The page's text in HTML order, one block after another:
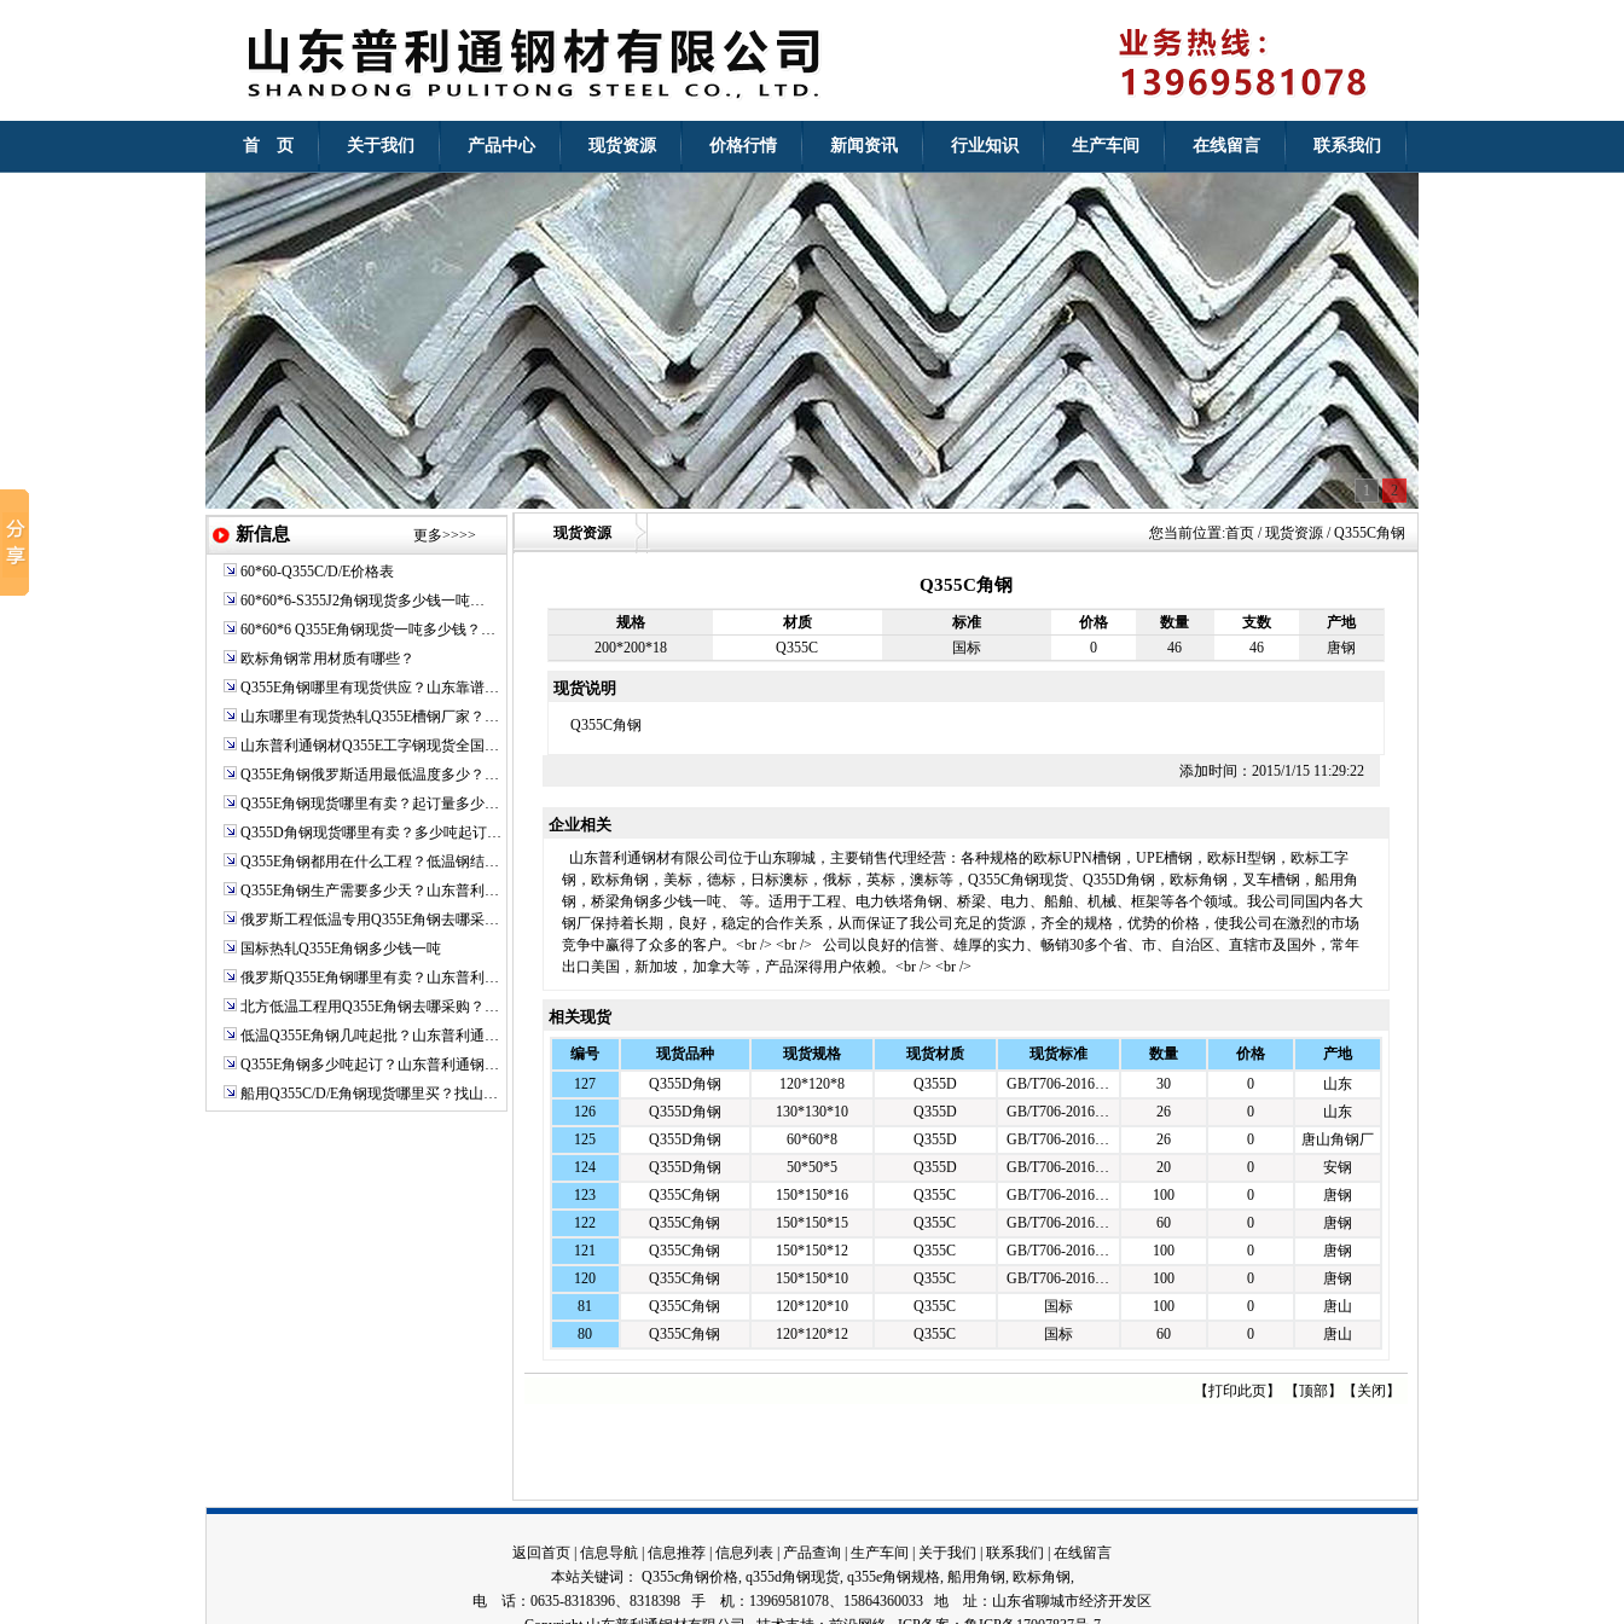
首 页 关于我们 产品中心 现货资源 价格行情 新闻资讯 行业知识 生产车间 在线留言 联系我们
1 2
新信息 更多>>>>
60*60-Q355C/D/E价格表
60*60*6-S355J2角钢现货多少钱一吨…
60*60*6 Q355E角钢现货一吨多少钱？…
欧标角钢常用材质有哪些？
Q355E角钢哪里有现货供应？山东靠谱…
山东哪里有现货热轧Q355E槽钢厂家？…
山东普利通钢材Q355E工字钢现货全国…
Q355E角钢俄罗斯适用最低温度多少？…
Q355E角钢现货哪里有卖？起订量多少…
Q355D角钢现货哪里有卖？多少吨起订…
Q355E角钢都用在什么工程？低温钢结…
Q355E角钢生产需要多少天？山东普利…
俄罗斯工程低温专用Q355E角钢去哪采…
国标热轧Q355E角钢多少钱一吨
俄罗斯Q355E角钢哪里有卖？山东普利…
北方低温工程用Q355E角钢去哪采购？…
低温Q355E角钢几吨起批？山东普利通…
Q355E角钢多少吨起订？山东普利通钢…
船用Q355C/D/E角钢现货哪里买？找山…
现货资源 您当前位置:首页 / 现货资源 / Q355C角钢
Q355C角钢
规格 材质 标准 价格 数量 支数
产地
200*200*18
Q355C 国标 0 46 46 唐钢
现货说明
Q355C角钢
添加时间：2015/1/15 11:29:22
企业相关
山东普利通钢材有限公司位于山东聊城，主要销售代理经营：各种规格的欧标UPN槽钢，UPE槽钢，欧标H型钢，欧标工字
钢，欧标角钢，美标，德标，日标澳标，俄标，英标，澳标等，Q355C角钢现货、Q355D角钢，欧标角钢，叉车槽钢，船用角
钢，桥梁角钢多少钱一吨、 等。适用于工程、电力铁塔角钢、桥梁、电力、船舶、机械、框架等各个领域。我公司同国内各大
钢厂保持着长期，良好，稳定的合作关系，从而保证了我公司充足的货源，齐全的规格，优势的价格，使我公司在激烈的市场
竞争中赢得了众多的客户。<br /> <br /> 公司以良好的信誉、雄厚的实力、畅销30多个省、市、自治区、直辖市及国外，常年
出口美国，新加坡，加拿大等，产品深得用户依赖。<br /> <br />
相关现货
编号 现货品种 现货规格 现货材质 现货标准 数量 价格
产地
127
Q355D角钢 120*120*8 Q355D GB/T706-2016… 30 0
山东
126
Q355D角钢 130*130*10 Q355D GB/T706-2016… 26 0
山东
125
Q355D角钢 60*60*8 Q355D GB/T706-2016… 26 0
唐山角钢厂
124
Q355D角钢 50*50*5 Q355D GB/T706-2016… 20 0
安钢
123
Q355C角钢 150*150*16 Q355C GB/T706-2016… 100 0
唐钢
122
Q355C角钢 150*150*15 Q355C GB/T706-2016… 60 0
唐钢
121
Q355C角钢 150*150*12 Q355C GB/T706-2016… 100 0
唐钢
120
Q355C角钢 150*150*10 Q355C GB/T706-2016… 100 0
唐钢
81
Q355C角钢 120*120*10 Q355C 国标 100 0
唐山
80
Q355C角钢 120*120*12 Q355C 国标 60 0 唐山
【打印此页】 【顶部】【 关闭 】
返回首页 信息导航 信息推荐 信息列表 产品查询 生产车间 关于我们 联系我们
在线留言
本站关键词： Q355c角钢价格, q355d角钢现货, q355e角钢规格, 船用角钢, 欧标角钢,
电 话：0635-8318396、8318398 手 机：13969581078、15864360033 地 址：山东省聊城市经济开发区